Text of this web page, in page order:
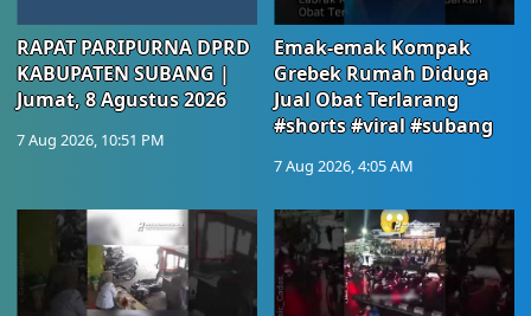
RAPAT PARIPURNA DPRD
KABUPATEN SUBANG |
Jumat, 8 Agustus 2026
7 Aug 2026, 10:51 PM
Emak-emak Kompak
Grebek Rumah Diduga
Jual Obat Terlarang
#shorts #viral #subang
7 Aug 2026, 4:05 AM